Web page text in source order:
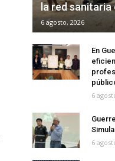
la red
6 agosto, 2026
En
6
6